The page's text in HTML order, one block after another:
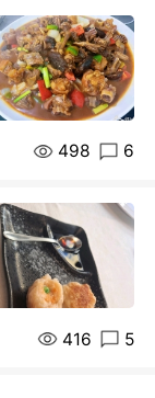
498 6
416 5